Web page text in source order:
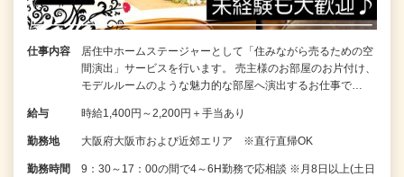
仕事内容
居住中ホームステージャーとして「住みながら売るための空
間演出」サービスを行います。 売主様のお部屋のお片付け、
モデルルームのような魅力的な部屋へ演出するお仕事で…
給与 時給1,400円～2,200円＋手当あり
勤務地 大阪府大阪市および近郊エリア ※直行直帰OK
勤務時間
9：30～17：00の間で4～6H勤務で応相談 ※月8日以上(土日